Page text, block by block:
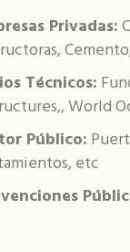
Privadas:
Técnicos:
World
Público:
etc